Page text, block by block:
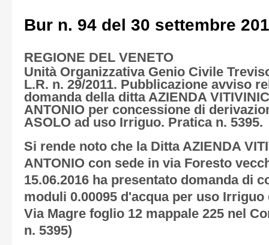
Bur n. 94 del 30 settembre
REGIONE DEL VENETO
Unità Organizzativa Genio Civile
L.R. n. 29/2011. Pubblicazione avviso
domanda della ditta AZIENDA
ANTONIO per concessione di
ASOLO ad uso Irriguo. Pratica n. 5395.
Si rende noto che la Ditta AZIENDA
ANTONIO con sede in via Foresto
15.06.2016 ha presentato domanda di
moduli 0.00095 d'acqua per uso
Via Magre foglio 12 mappale 225 nel
n. 5395)